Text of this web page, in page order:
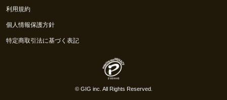
利用規約
個人情報保護方針
特定商取引法に基づく表記
© GIG inc. All Rights Reserved.